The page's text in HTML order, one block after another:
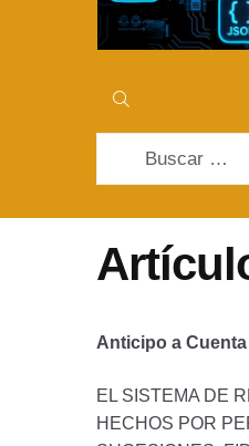
Anticipo a
EL SISTEMA DE
HECHOS POR